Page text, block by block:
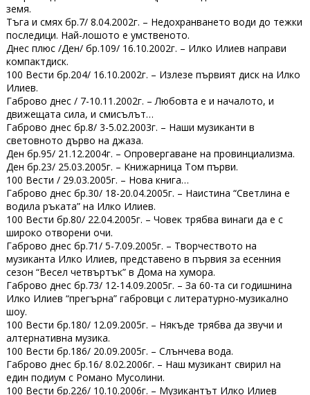
земя.
Тъга и смях бр.7/ 8.04.2002г. – Недохранването води до тежки
последици. Най-лошото е умственото.
Днес плюс /Ден/ бр.109/ 16.10.2002г. – Илко Илиев направи
компактдиск.
100 Вести бр.204/ 16.10.2002г. – Излезе първият диск на Илко
Илиев.
Габрово днес / 7-10.11.2002г. – Любовта е и началото, и
движещата сила, и смисълът…
Габрово днес бр.8/ 3-5.02.2003г. – Наши музиканти в
световното дърво на джаза.
Ден бр.95/ 21.12.2004г. – Опровергаване на провинциализма.
Ден бр.23/ 25.03.2005г. – Книжарница Том първи.
100 Вести / 29.03.2005г. – Нова книга…
Габрово днес бр.30/ 18-20.04.2005г. – Наистина “Светлина е
водила ръката” на Илко Илиев.
100 Вести бр.80/ 22.04.2005г. – Човек трябва винаги да е с
широко отворени очи.
Габрово днес бр.71/ 5-7.09.2005г. – Творчеството на
музиканта Илко Илиев, представено в първия за есенния
сезон “Весел четвъртък” в Дома на хумора.
Габрово днес бр.73/ 12-14.09.2005г. – За 60-та си годишнина
Илко Илиев “прегърна” габровци с литературно-музикално
шоу.
100 Вести бр.180/ 12.09.2005г. – Някъде трябва да звучи и
алтернативна музика.
100 Вести бр.186/ 20.09.2005г. – Слънчева вода.
Габрово днес бр.16/ 8.02.2006г. – Наш музикант свирил на
един подиум с Романо Мусолини.
100 Вести бр.226/ 10.10.2006г. – Музикантът Илко Илиев